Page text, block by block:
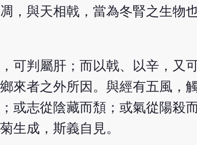
，與天相戟，當為冬腎之生物也
可判屬肝；而以戟、以辛，又
來者之外所因。與經有五風，
或志從陰藏而頹；或氣從陽殺
生成，斯義自見。